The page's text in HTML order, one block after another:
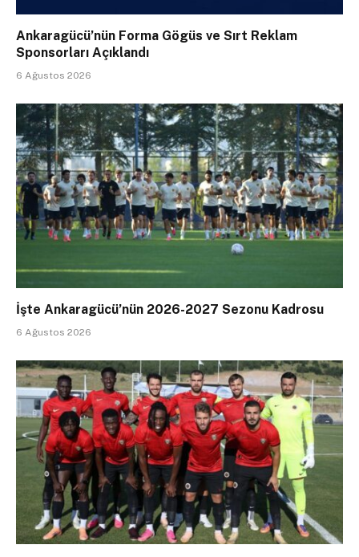
Ankaragücü’nün Forma Gögüs ve Sırt Reklam
Sponsorları Açıklandı
6 Ağustos 2026
İşte Ankaragücü’nün 2026-2027 Sezonu Kadrosu
6 Ağustos 2026